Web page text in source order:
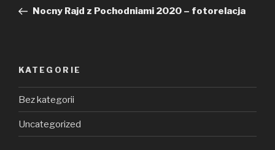
wpisNocny Rajd z Pochodniami 2020 – fotorelacja
KATEGORIE
Bez kategorii
Uncategorized